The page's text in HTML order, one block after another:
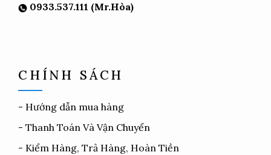
0933.537.111 (Mr.Hòa)
CHÍNH SÁCH
- Hướng dẫn mua hàng
- Thanh Toán Và Vận Chuyển
- Kiểm Hàng, Trả Hàng, Hoàn Tiền